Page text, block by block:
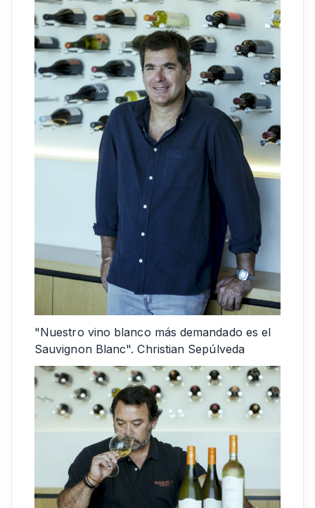
"Nuestro vino blanco más demandado es el
Sauvignon Blanc". Christian Sepúlveda